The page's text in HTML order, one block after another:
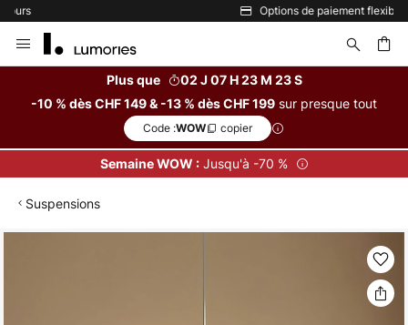
Options de paiement flexibles
Allez
au
Plus que
02 J 07 H 23 M 23 S
-10 % dès CHF 149 & -13 % dès CHF 199 sur presque tout
Code :WOW copier
Semaine WOW :Jusqu'à -70 %
Suspensions